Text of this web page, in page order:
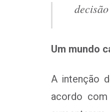
Um mundo
A intenção
acordo com